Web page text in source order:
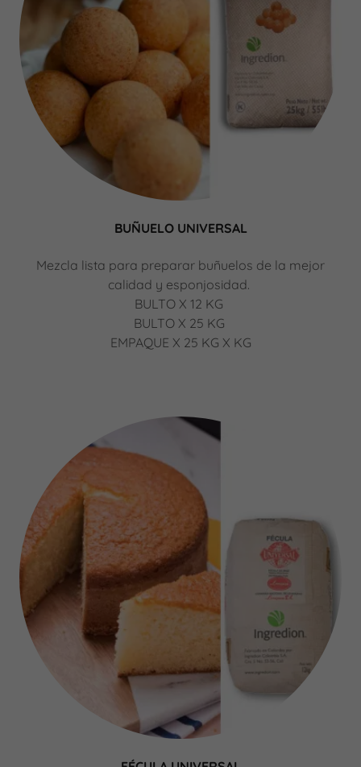
BUÑUELO UNIVERSAL
Mezcla lista para preparar buñuelos de la mejor
calidad y esponjosidad.
BULTO X 12 KG
BULTO X 25 KG
EMPAQUE X 25 KG X KG